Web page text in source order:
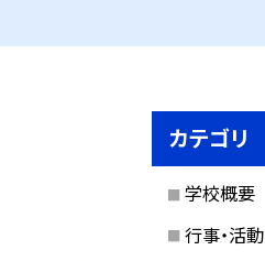
カテゴリ
学校概要
行事・活動